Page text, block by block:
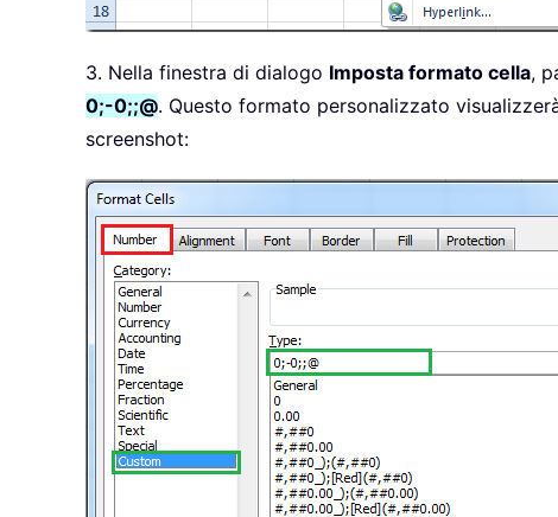
3. Nella finestra di dialogo Imposta formato cella,
0;-0;;@. Questo formato personalizzato
screenshot: